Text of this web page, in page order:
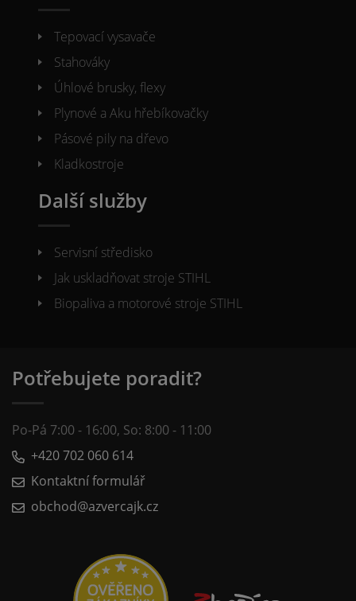
Tepovací vysavače
Stahováky
Úhlové brusky, flexy
Plynové a Aku hřebíkovačky
Pásové pily na dřevo
Kladkostroje
Další služby
Servisní středisko
Jak uskladňovat stroje STIHL
Biopaliva a motorové stroje STIHL
Potřebujete poradit?
Po-Pá 7:00 - 16:00, So: 8:00 - 11:00
+420 702 060 614
Kontaktní formulář
obchod@azvercajk.cz